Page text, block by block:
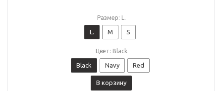
Размер: L.
L. M S
Цвет: Black
Black Navy Red
В корзину